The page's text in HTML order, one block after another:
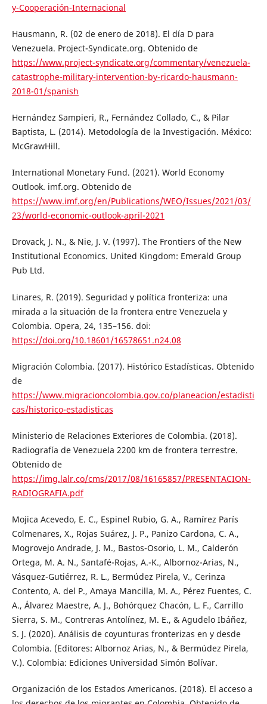
y-Cooperación-Internacional
Hausmann, R. (02 de enero de 2018). El día D para
Venezuela. Project-Syndicate.org. Obtenido de
https://www.project-syndicate.org/commentary/venezuela-
catastrophe-military-intervention-by-ricardo-hausmann-
2018-01/spanish
Hernández Sampieri, R., Fernández Collado, C., & Pilar
Baptista, L. (2014). Metodología de la Investigación. México:
McGrawHill.
International Monetary Fund. (2021). World Economy
Outlook. imf.org. Obtenido de
https://www.imf.org/en/Publications/WEO/Issues/2021/03/
23/world-economic-outlook-april-2021
Drovack, J. N., & Nie, J. V. (1997). The Frontiers of the New
Institutional Economics. United Kingdom: Emerald Group
Pub Ltd.
Linares, R. (2019). Seguridad y política fronteriza: una
mirada a la situación de la frontera entre Venezuela y
Colombia. Opera, 24, 135–156. doi:
https://doi.org/10.18601/16578651.n24.08
Migración Colombia. (2017). Histórico Estadísticas. Obtenido
de
https://www.migracioncolombia.gov.co/planeacion/estadisti
cas/historico-estadisticas
Ministerio de Relaciones Exteriores de Colombia. (2018).
Radiografía de Venezuela 2200 km de frontera terrestre.
Obtenido de
https://img.lalr.co/cms/2017/08/16165857/PRESENTACION-
RADIOGRAFIA.pdf
Mojica Acevedo, E. C., Espinel Rubio, G. A., Ramírez París
Colmenares, X., Rojas Suárez, J. P., Panizo Cardona, C. A.,
Mogrovejo Andrade, J. M., Bastos-Osorio, L. M., Calderón
Ortega, M. A. N., Santafé-Rojas, A.-K., Albornoz-Arias, N.,
Vásquez-Gutiérrez, R. L., Bermúdez Pirela, V., Cerinza
Contento, A. del P., Amaya Mancilla, M. A., Pérez Fuentes, C.
A., Álvarez Maestre, A. J., Bohórquez Chacón, L. F., Carrillo
Sierra, S. M., Contreras Antolínez, M. E., & Agudelo Ibáñez,
S. J. (2020). Análisis de coyunturas fronterizas en y desde
Colombia. (Editores: Albornoz Arias, N., & Bermúdez Pirela,
V.). Colombia: Ediciones Universidad Simón Bolívar.
Organización de los Estados Americanos. (2018). El acceso a